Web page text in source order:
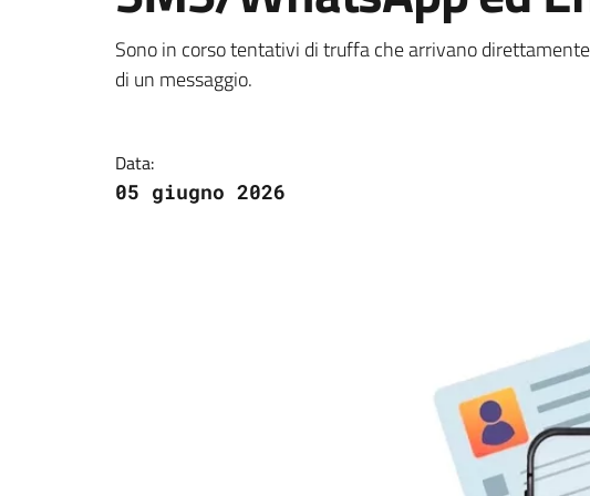
La truffa arriva sullo
Sono in corso tentativi di truffa che arrivano
di un messaggio.
Data:
05 giugno 2026